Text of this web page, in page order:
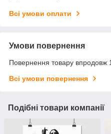
Всі умови оплати
Умови повернення
Повернення товару впродовж
Всі умови повернення
Подібні товари компанії